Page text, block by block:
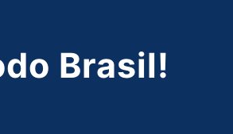
Brasil!